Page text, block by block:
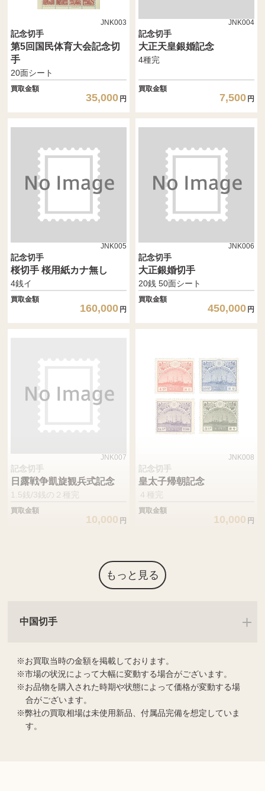
JNK003
記念切手
第5回国民体育大会記念切
手
20面シート
買取金額
35,000 円
JNK004
記念切手
大正天皇銀婚記念
4種完
買取金額
7,500 円
JNK005
記念切手
桜切手 桜用紙カナ無し
4銭イ
買取金額
160,000 円
JNK006
記念切手
大正銀婚切手
20銭 50面シート
買取金額
450,000 円
JNK007
記念切手
日露戦争凱旋観兵式記念
1.5銭/3銭の２種完
買取金額
10,000 円
JNK008
記念切手
皇太子帰朝記念
４種完
買取金額
10,000 円
もっと見る
中国切手
お買取当時の金額を掲載しております。
市場の状況によって大幅に変動する場合がございます。
お品物を購入された時期や状態によって価格が変動する場
合がございます。
弊社の買取相場は未使用新品、付属品完備を想定していま
す。